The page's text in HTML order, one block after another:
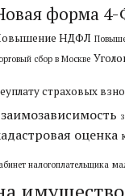
форма
НДФЛ
сбор в Москве
страховых
оценка
налогоплательщика